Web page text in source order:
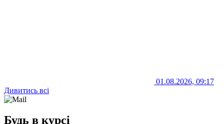
01.08.2026, 09:17
Дивитись всі
Будь в курсі